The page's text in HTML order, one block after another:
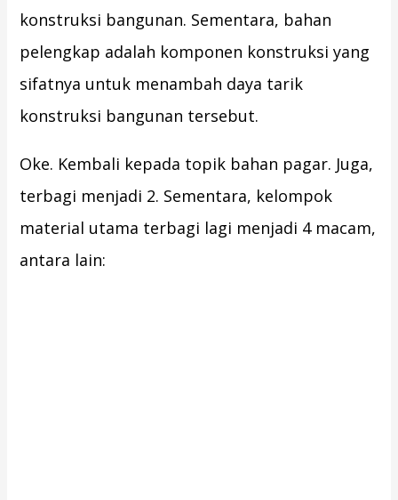
konstruksi bangunan. Sementara, bahan
pelengkap adalah komponen konstruksi yang
sifatnya untuk menambah daya tarik
konstruksi bangunan tersebut.
Oke. Kembali kepada topik bahan pagar. Juga,
terbagi menjadi 2. Sementara, kelompok
material utama terbagi lagi menjadi 4 macam,
antara lain: